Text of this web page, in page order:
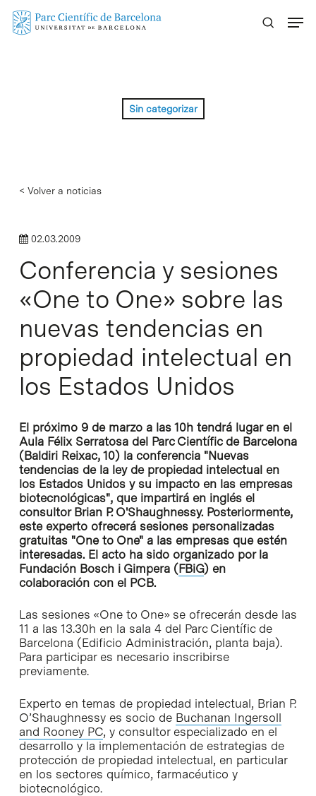
Skip
Sin categorizar
< Volver a noticias
02.03.2009
Conferencia y sesiones
«One to One» sobre las
nuevas tendencias en
propiedad intelectual en
los Estados Unidos
El próximo 9 de marzo a las 10h tendrá lugar en el
Aula Félix Serratosa del Parc Científic de Barcelona
(Baldiri Reixac, 10) la conferencia "Nuevas
tendencias de la ley de propiedad intelectual en
los Estados Unidos y su impacto en las empresas
biotecnológicas", que impartirá en inglés el
consultor Brian P. O'Shaughnessy. Posteriormente,
este experto ofrecerá sesiones personalizadas
gratuitas "One to One" a las empresas que estén
interesadas. El acto ha sido organizado por la
Fundación Bosch i Gimpera (FBiG) en
colaboración con el PCB.
Las sesiones «One to One» se ofrecerán desde las
11 a las 13.30h en la sala 4 del Parc Científic de
Barcelona (Edificio Administración, planta baja).
Para participar es necesario inscribirse
previamente.
Experto en temas de propiedad intelectual, Brian P.
O’Shaughnessy es socio de Buchanan Ingersoll
and Rooney PC, y consultor especializado en el
desarrollo y la implementación de estrategias de
protección de propiedad intelectual, en particular
en los sectores químico, farmacéutico y
biotecnológico.